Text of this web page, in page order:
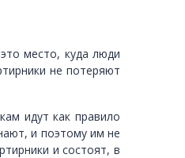
место, куда люди
не потеряют
идут как правило
и поэтому им не
и состоят, в